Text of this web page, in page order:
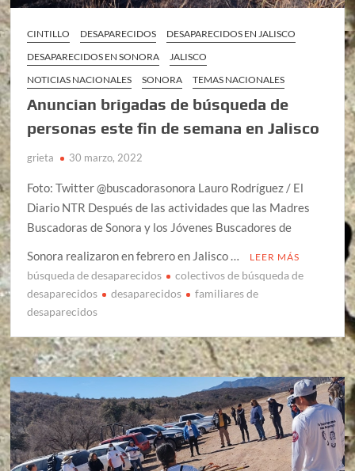
CINTILLO DESAPARECIDOS
DESAPARECIDOS EN JALISCO
DESAPARECIDOS EN SONORA
JALISCO
NOTICIAS NACIONALES
SONORA TEMAS NACIONALES
Anuncian brigadas de búsqueda de
personas este fin de semana en Jalisco
grieta 30 marzo, 2022
Foto: Twitter @buscadorasonora Lauro Rodríguez / El
Diario NTR Después de las actividades que las Madres
Buscadoras de Sonora y los Jóvenes Buscadores de
Sonora realizaron en febrero en Jalisco …
LEER MÁS
búsqueda de desaparecidos
colectivos de búsqueda de
desaparecidos
desaparecidos
familiares de
desaparecidos